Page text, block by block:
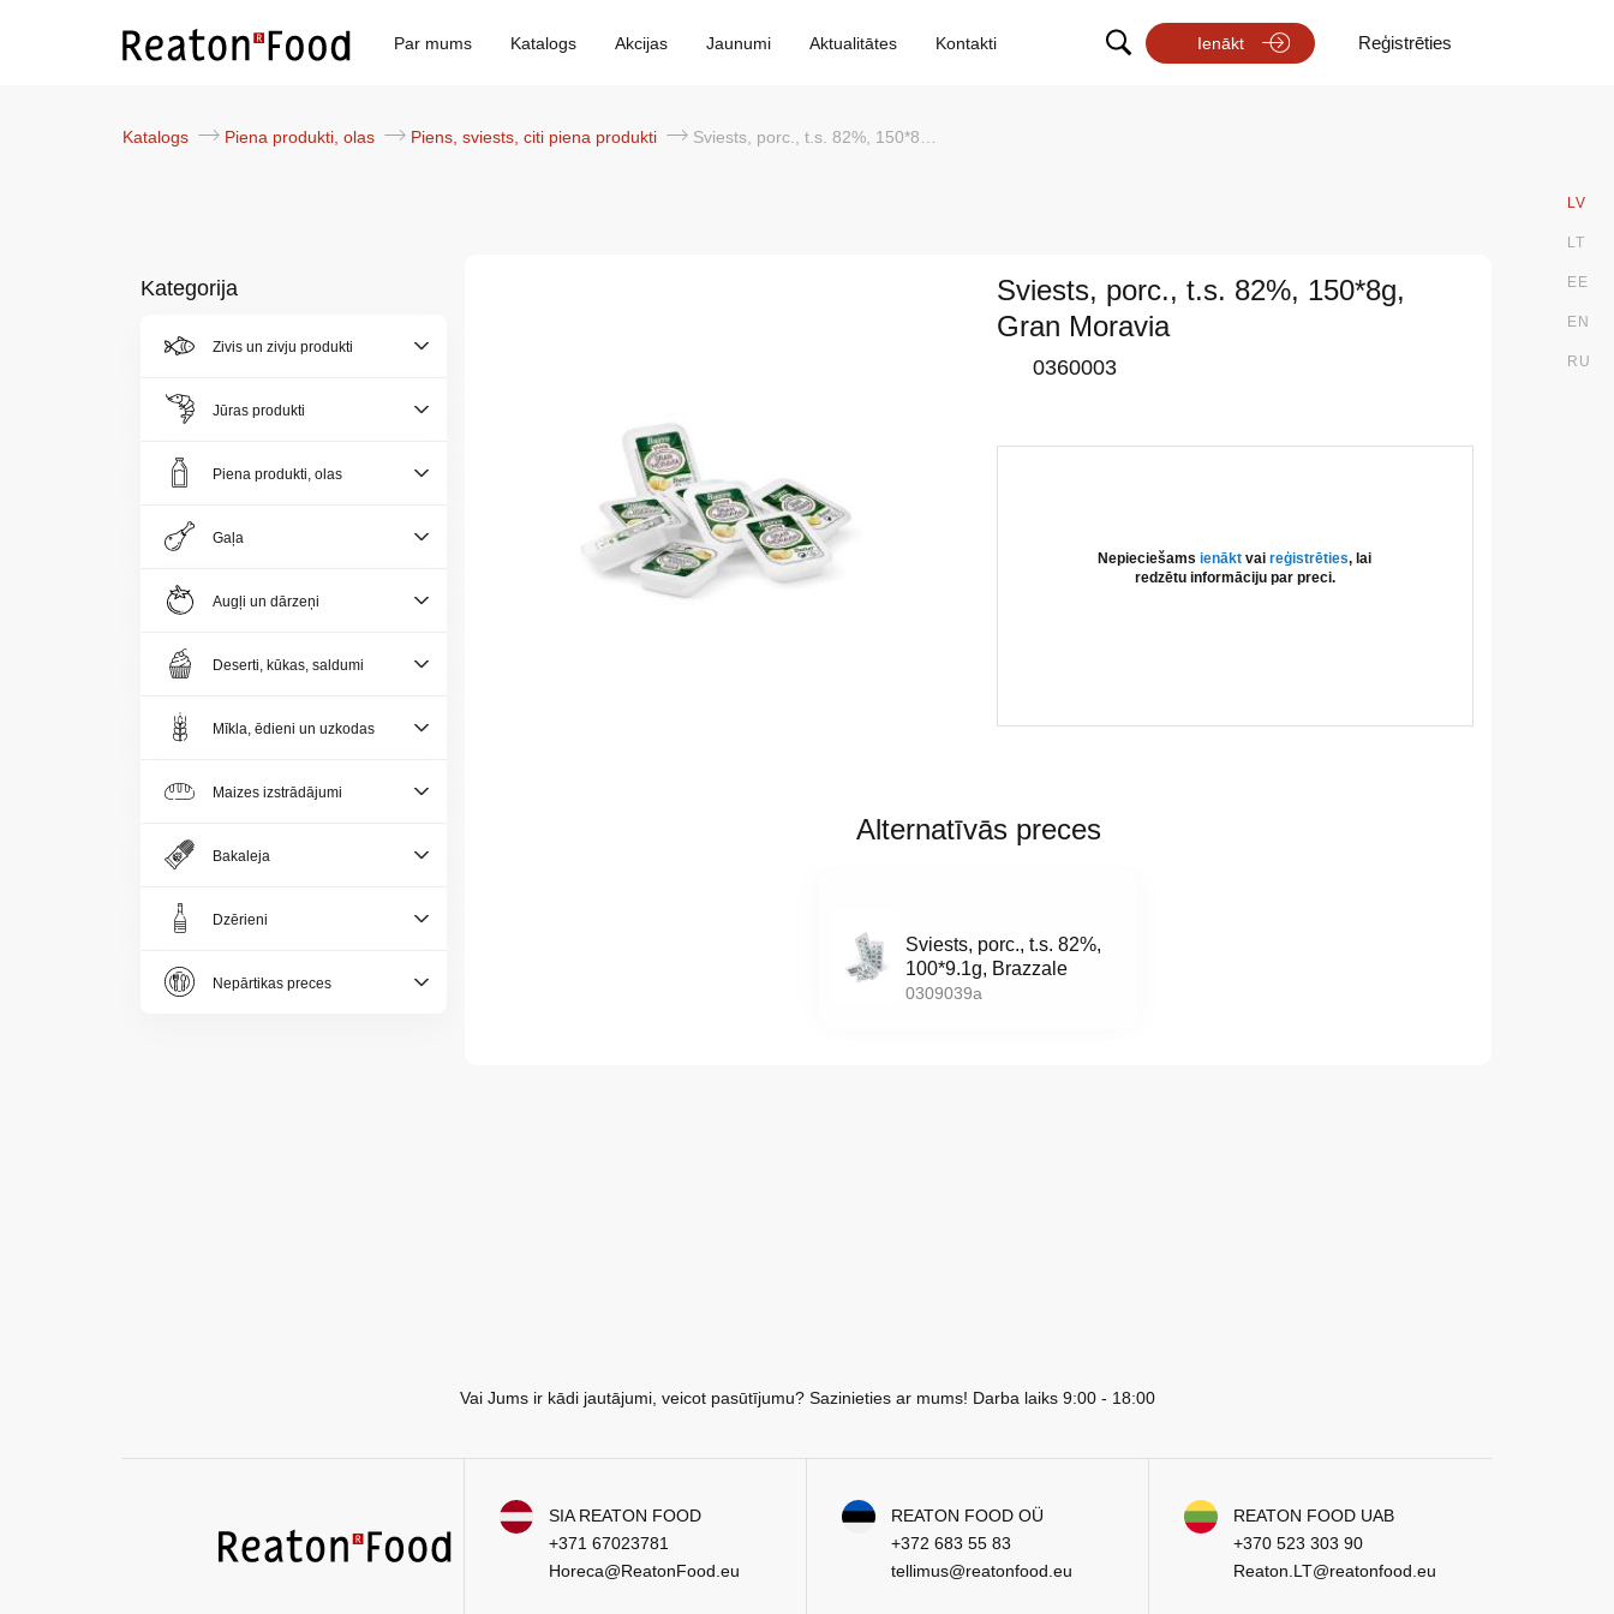
LV
LT
EE
EN
RU
Par mums Katalogs Akcijas Jaunumi Aktualitātes Kontakti Ienākt Reģistrēties
Katalogs Piena produkti, olas Piens, sviests, citi piena produkti Sviests, porc., t.s. 82%, 150*8g, Gran Moravia
Kategorija
Zivis un zivju produkti
Jūras produkti
Piena produkti, olas
Gaļa
Augļi un dārzeņi
Deserti, kūkas, saldumi
Mīkla, ēdieni un uzkodas
Maizes izstrādājumi
Bakaleja
Dzērieni
Nepārtikas preces
Sviests, porc., t.s. 82%, 150*8g,
Gran Moravia
0360003
Nepieciešamsienākt vaireģistrēties, lai
redzētu informāciju par preci.
Alternatīvās preces
Sviests, porc., t.s. 82%,
100*9.1g, Brazzale
0309039a
Vai Jums ir kādi jautājumi, veicot pasūtījumu? Sazinieties ar mums! Darba laiks 9:00 - 18:00
SIA REATON FOOD
+371 67023781
Horeca@ReatonFood.eu
REATON FOOD OÜ
+372 683 55 83
tellimus@reatonfood.eu
REATON FOOD UAB
+370 523 303 90
Reaton.LT@reatonfood.eu